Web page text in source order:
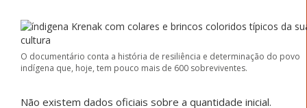
O documentário conta a história de resiliência e determinação do povo
indígena que, hoje, tem pouco mais de 600 sobreviventes.
Não existem dados oficiais sobre a quantidade inicial.